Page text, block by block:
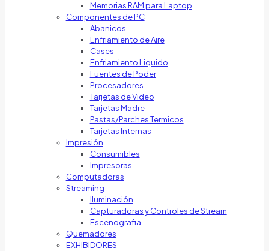
Memorias RAM para Laptop
Componentes de PC
Abanicos
Enfriamiento de Aire
Cases
Enfriamiento Liquido
Fuentes de Poder
Procesadores
Tarjetas de Video
Tarjetas Madre
Pastas/Parches Termicos
Tarjetas Internas
Impresión
Consumibles
Impresoras
Computadoras
Streaming
Iluminación
Capturadoras y Controles de Stream
Escenografia
Quemadores
EXHIBIDORES